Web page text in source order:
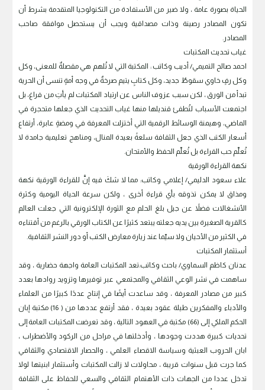
الحياة بصورة عامة ، ولا ضير من الأستفادة من التكنولوجيا المتقدمة بشرط أن
تكون المصادر رصينة وذات مصداقية ويجب أن يستحصل موافقة صاحب
المصادر.
غياب تحديث المكتبات
احمد صالح التميمي/ أديب وكاتب : المكتبة التي لا تُلهم هي مقصلةٌ للمعنى، وكل
وكل رفٍ خاوي سقوطٌ جديد، وكل كتابٍ يتيم صرخةٌ في وجه أمةٍ تنسى أن الحرية
تبدأ من الورق ، لكن سبب عزوف الناس عن ارتياد المكتبات لم يأتِ من فراغ، بل
اجتمعت الأسباب لتُطفئ قنديلها منها غياب التحديث الذي جعلها متحجرة في
الماضي، وهيمنة الوسائط الرقمية التي أختزلت المعرفة في ومضةٍ عابرة، أرتفاع
أسعار الكتب الذي جعل الثقافة سلعةً بعيدة المنال، ومناهج تعليمية جامدة لا
تُعلّم حب القراءة بل تُعلّم الحفظ والأمتحان.
نكهة القراءة الورقية
علاء سعود الدليمي/ إعلامي وكاتب: مما لا شكَ فيه إنَّ للقراءة الورقية نكهة
ومذاق لا يمكن تذوقه بأي قراءة أخرى ، ولكن سرعة الحياة اليومية وكثرة
الأنشغالات فضلاً عن جيل بلغ الحلم مع الثورة الإلكترونية التي جعلت العالم
كالقرية الصغيرة بين يديه جعلته يبتعد كثيرًا عن الكتاب الورقي بالرغم من أقتناءه
في الكثير من الأحيان ولا سيّما عند زيارة معارض الكتب أو دور النشر الثقافية.
أستثمار المكتبات
عدنان كاظم السماوي/ باحث وكاتب:تعد المكتبات العامة واجهة حضارية ، وقد
ساهمت في نشر الوعي الثقافي والمجتمعي عبر توفيرها وتزويد روادها بعدد
كبير من مصادر المعرفة ، وقد ساعدت أيضًا في إنتاج عددًا كبيرًا من العلماء
والأدباء والمفكرين طيلة عقود بعيدة ، فقد أرتفع عددها من ( 16) مكتبة إبان
الحكم الملكي إلى (66) مكتبة في العهود التالية ، وقد تعرضت المكتبات العامة إلى
تحديات كبيرة هددت وجودها ، وأدخلتها في مراحل من الركود والأضطراب ،
ابان الحروب العبثية وسياسة الاقصاء العلمي ، والحصار الاقتصادي والثقافي
كما جرت قبل سنوات قريبة ، محاولات لا زالت المكتبات وأستثمار ابنيتها لولا
تدخل عددا من الجهات ذات الأهتمام الثقافي والسعي للحفاظ على الثقافة